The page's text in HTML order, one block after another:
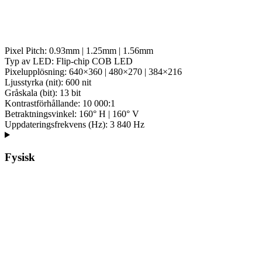
Pixel Pitch: 0.93mm | 1.25mm | 1.56mm
Typ av LED: Flip-chip COB LED
Pixelupplösning: 640×360 | 480×270 | 384×216
Ljusstyrka (nit): 600 nit
Gråskala (bit): 13 bit
Kontrastförhållande: 10 000:1
Betraktningsvinkel: 160° H | 160° V
Uppdateringsfrekvens (Hz): 3 840 Hz
Fysisk